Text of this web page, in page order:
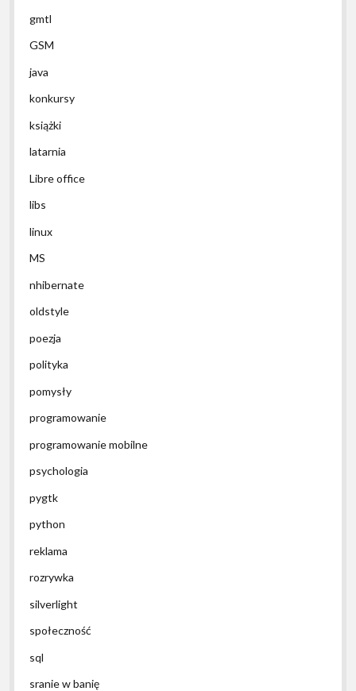
gmtl
GSM
java
konkursy
książki
latarnia
Libre office
libs
linux
MS
nhibernate
oldstyle
poezja
polityka
pomysły
programowanie
programowanie mobilne
psychologia
pygtk
python
reklama
rozrywka
silverlight
społeczność
sql
sranie w banię